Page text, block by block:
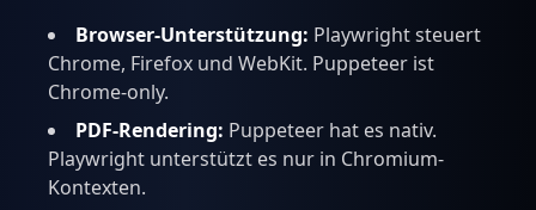
Browser-Unterstützung: Playwright steuert
Chrome, Firefox und WebKit. Puppeteer ist
Chrome-only.
PDF-Rendering: Puppeteer hat es nativ.
Playwright unterstützt es nur in Chromium-
Kontexten.